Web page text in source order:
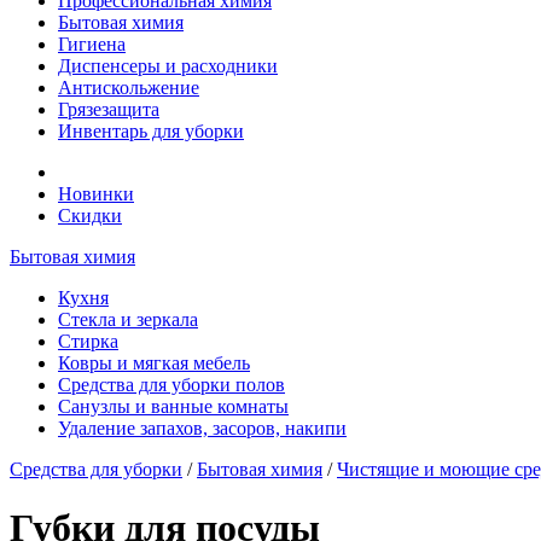
Бытовая химия
Гигиена
Диспенсеры и расходники
Антискольжение
Грязезащита
Инвентарь для уборки
Новинки
Скидки
Бытовая химия
Кухня
Стекла и зеркала
Стирка
Ковры и мягкая мебель
Средства для уборки полов
Санузлы и ванные комнаты
Удаление запахов, засоров, накипи
Средства для уборки /Бытовая химия /Чистящие и моющие
Губки для посуды